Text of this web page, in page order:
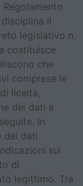
il
legislativo n.
costituisce
che
comprese le
liceità,
dei dati e
In
dei dati
sui
di
legittimo. Tra